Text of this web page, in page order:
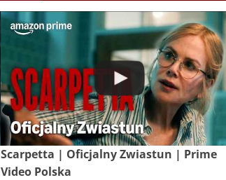
Scarpetta | Oficjalny Zwiastun | Prime
Video Polska